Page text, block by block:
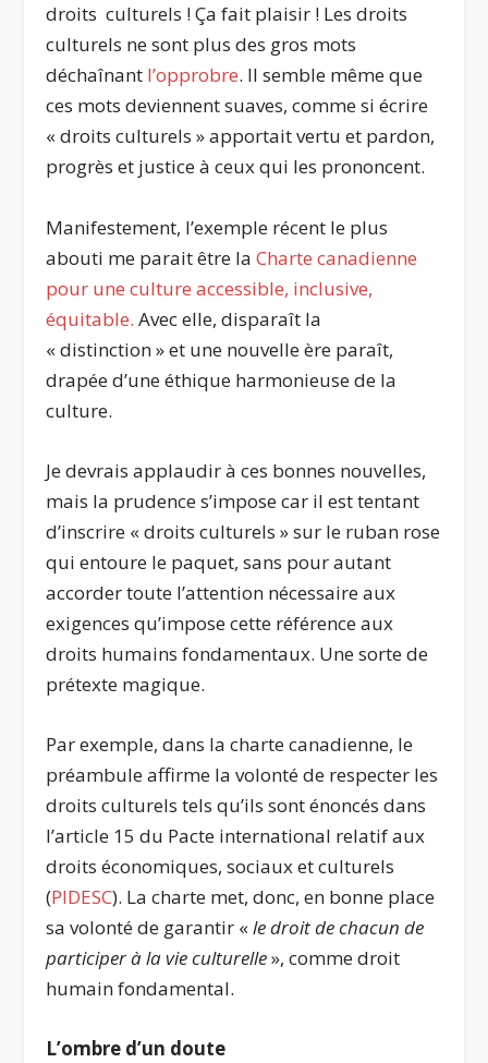
droits culturels ! Ça fait plaisir ! Les droits
culturels ne sont plus des gros mots
déchaînant l’opprobre. Il semble même que
ces mots deviennent suaves, comme si écrire
« droits culturels » apportait vertu et pardon,
progrès et justice à ceux qui les prononcent.
Manifestement, l’exemple récent le plus
abouti me parait être laCharte canadienne
pour une culture accessible, inclusive,
équitable. Avec elle, disparaît la
« distinction » et une nouvelle ère paraît,
drapée d’une éthique harmonieuse de la
culture.
Je devrais applaudir à ces bonnes nouvelles,
mais la prudence s’impose car il est tentant
d’inscrire « droits culturels » sur le ruban rose
qui entoure le paquet, sans pour autant
accorder toute l’attention nécessaire aux
exigences qu’impose cette référence aux
droits humains fondamentaux. Une sorte de
prétexte magique.
Par exemple, dans la charte canadienne, le
préambule affirme la volonté de respecter les
droits culturels tels qu’ils sont énoncés dans
l’article 15 du Pacte international relatif aux
droits économiques, sociaux et culturels
(PIDESC). La charte met, donc, en bonne place
sa volonté de garantir «le droit de chacun de
participer à la vie culturelle», comme droit
humain fondamental.
L’ombre d’un doute